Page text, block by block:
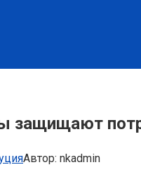
защищают
Автор: nkadmin